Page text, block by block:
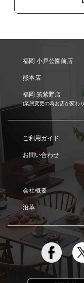
福岡 小戸公園前店
熊本店
福岡 筑紫野店
(業態変更の為お店が変わ
ご利用ガイド
お問い合わせ
会社概要
沿革